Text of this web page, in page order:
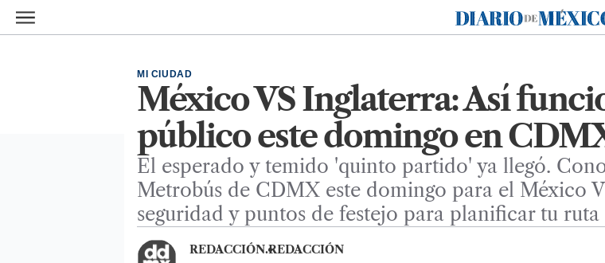
Ir al contenido principal
Diario de México
México VS Inglaterra: Así
público este domingo en
MI CIUDAD
El esperado y temido 'quinto partido' ya llegó.
Metrobús de CDMX este domingo para el México
seguridad y puntos de festejo para planificar tu ruta
REDACCIÓN.REDACCIÓN